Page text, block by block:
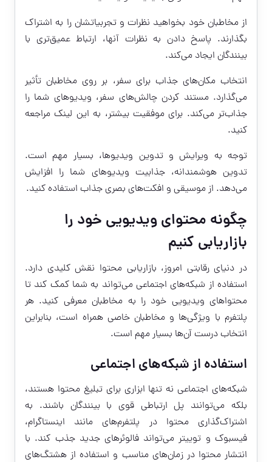
از مخاطبان خود بخواهید نظرات و تجربیاتشان را به اشتراک
بگذارند. پاسخ دادن به نظرات آنها، ارتباط عمیق‌تری با
بینندگان ایجاد می‌کند.
انتخاب مکان‌های جذاب برای سفر، بر روی مخاطبان تأثیر
می‌گذارد. مستند کردن چالش‌های سفر، ویدیوهای شما را
جذاب‌تر می‌کند. برای موفقیت بیشتر، به این لینکمراجعه
کنید.
توجه به ویرایش و تدوین ویدیوها، بسیار مهم است.
تدوین هوشمندانه، جذابیت ویدیوهای شما را افزایش
می‌دهد. از موسیقی و افکت‌های بصری جذاب استفاده کنید.
چگونه محتوای ویدیویی خود را
بازاریابی کنیم
در دنیای رقابتی امروز، بازاریابی محتوا نقش کلیدی دارد.
استفاده از شبکه‌های اجتماعی می‌تواند به شما کمک کند تا
محتواهای ویدیویی خود را به مخاطبان معرفی کنید. هر
پلتفرم با ویژگی‌ها و مخاطبان خاصی همراه است، بنابراین
انتخاب درست آن‌ها بسیار مهم است.
استفاده از شبکه‌های اجتماعی
شبکه‌های اجتماعی نه تنها ابزاری برای تبلیغ محتوا هستند،
بلکه می‌توانند پل ارتباطی قوی با بینندگان باشند. به
اشتراک‌گذاری محتوا در پلتفرم‌های مانند اینستاگرام،
فیسبوک و توییتر می‌تواند فالوئرهای جدید جذب کند. با
انتشار محتوا در زمان‌های مناسب و استفاده از هشتگ‌های